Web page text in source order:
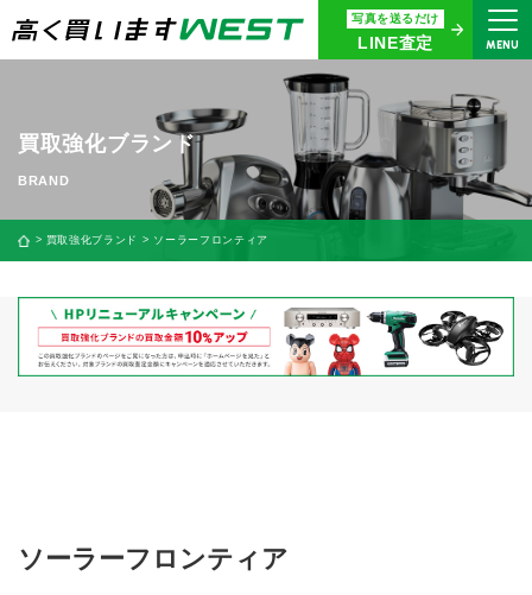
写真を送るだけ
LINE査定 MENU
まずはお気軽にお問い合わせ・
査定をご依頼ください
買取専用ダイヤル
0120-914-094
9:00〜18:30(年中無休)
24時間365日受付
買取に関する質問や相談もすぐにできて便利
簡単操作！LINE査定
買取強化ブランド
買取強化ブランド ソーラーフロンティア
ソーラーフロンティア